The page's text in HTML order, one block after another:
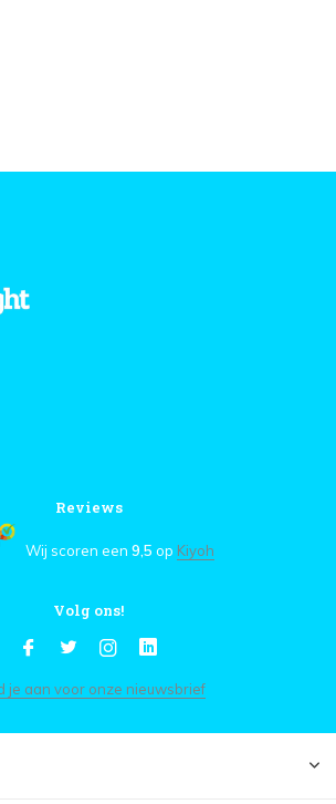
Reviews
Wij scoren een 9,5 op Kiyoh
Volg ons!
je aan voor onze nieuwsbrief